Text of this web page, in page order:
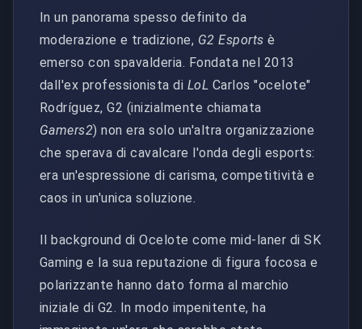
In un panorama spesso definito da
moderazione e tradizione, G2 Esports è
emerso con spavalderia. Fondata nel 2013
dall'ex professionista di LoL Carlos "ocelote"
Rodríguez, G2 (inizialmente chiamata
Gamers2) non era solo un'altra organizzazione
che sperava di cavalcare l'onda degli esports:
era un'espressione di carisma, competitività e
caos in un'unica soluzione.
Il background di Ocelote come mid-laner di SK
Gaming e la sua reputazione di figura focosa e
polarizzante hanno dato forma al marchio
iniziale di G2. In modo impenitente, ha